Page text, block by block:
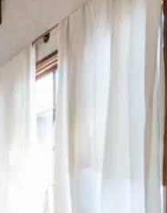
do teclado ou tocando